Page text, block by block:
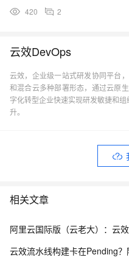
420 2
云效DevOps
云效，企业级一站式研发协同平台
和混合云多种部署形态，通过云原
字化转型企业快速实现研发敏捷和
升。
相关文章